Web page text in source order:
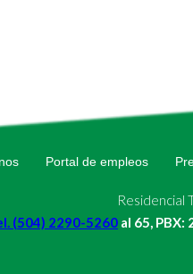
Portal de empleos
Residencial
(504) 2290-5260 al 65,